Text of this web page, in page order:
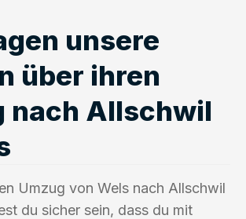
unsere
über ihren
nach Allschwil
Umzug von Wels nach Allschwil
du sicher sein, dass du mit